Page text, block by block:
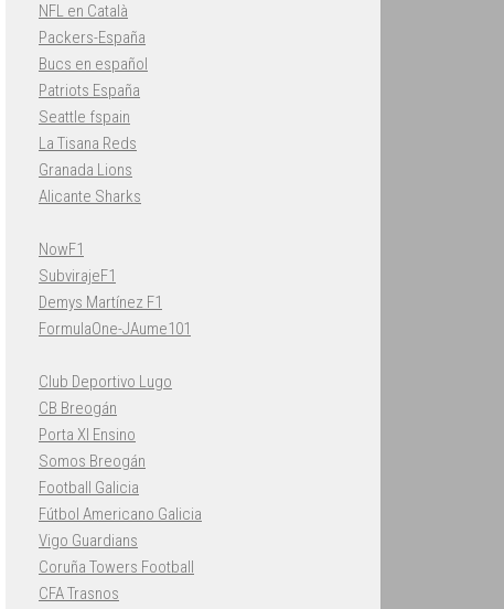
NFL en Català
Packers-España
Bucs en español
Patriots España
Seattle fspain
La Tisana Reds
Granada Lions
Alicante Sharks
NowF1
SubvirajeF1
Demys Martínez F1
FormulaOne-JAume101
Club Deportivo Lugo
CB Breogán
Porta XI Ensino
Somos Breogán
Football Galicia
Fútbol Americano Galicia
Vigo Guardians
Coruña Towers Football
CFA Trasnos